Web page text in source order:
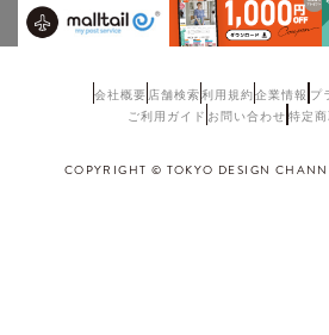
会社概要 店舗検索利用規約企業情報 プ
ご利用ガイド お問い合わせ 特定
COPYRIGHT © TOKYO DESIGN